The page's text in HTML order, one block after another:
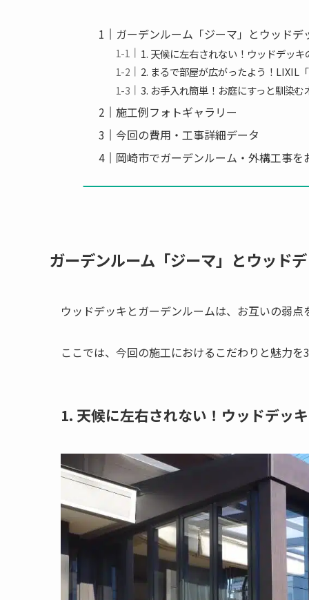
ガーデンルーム「ジーマ」とウッド
1. 天候に左右されない！ウッドデッ
2. まるで部屋が広がったよう！LIXIL
3. お手入れ簡単！お庭にすっと馴染
施工例フォトギャラリー
今回の費用・工事詳細データ
岡崎市でガーデンルーム・外構工事
ガーデンルーム「ジーマ」とウッド
ウッドデッキとガーデンルームは、お互いの弱
ここでは、今回の施工におけるこだわりと魅力
1. 天候に左右されない！ウッドデッ